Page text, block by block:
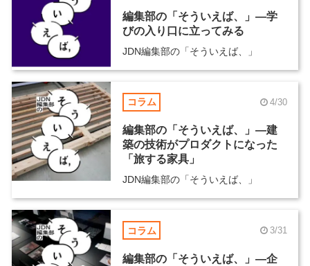
編集部の「そういえば、」―学
びの入り口に立ってみる
JDN編集部の「そういえば、」
コラム 4/30
編集部の「そういえば、」―建
築の技術がプロダクトになった
「旅する家具」
JDN編集部の「そういえば、」
コラム 3/31
編集部の「そういえば、」―企